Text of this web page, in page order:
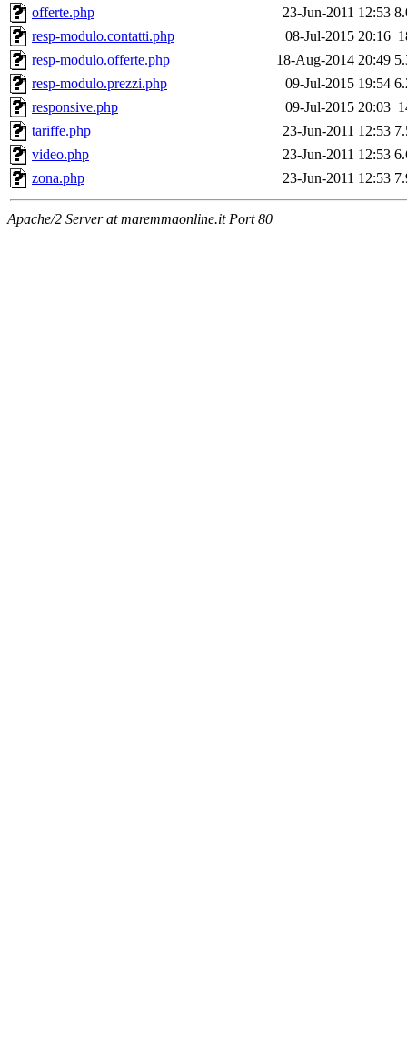
offerte.php
23-Jun-2011 12:53
resp-modulo.contatti.php
08-Jul-2015 20:16
resp-modulo.offerte.php
18-Aug-2014 20:49
resp-modulo.prezzi.php
09-Jul-2015 19:54
responsive.php
09-Jul-2015 20:03
tariffe.php
23-Jun-2011 12:53
video.php
23-Jun-2011 12:53
zona.php
23-Jun-2011 12:53
Apache/2 Server at maremmaonline.it Port 80